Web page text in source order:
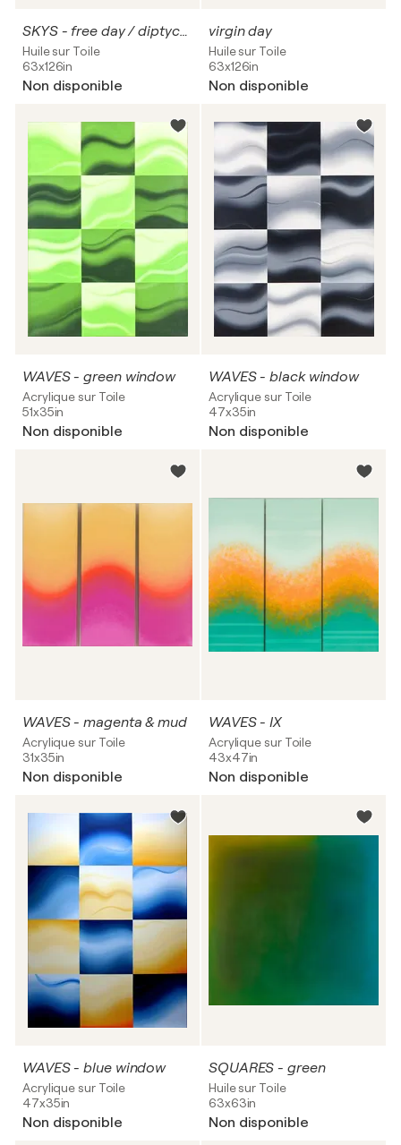
SKYS - free day / diptychon
Huile sur Toile
63x126in
Non disponible
virgin day
Huile sur Toile
63x126in
Non disponible
WAVES - green window
Acrylique sur Toile
51x35in
Non disponible
WAVES - black window
Acrylique sur Toile
47x35in
Non disponible
WAVES - magenta & mud
Acrylique sur Toile
31x35in
Non disponible
WAVES - IX
Acrylique sur Toile
43x47in
Non disponible
WAVES - blue window
Acrylique sur Toile
47x35in
Non disponible
SQUARES - green
Huile sur Toile
63x63in
Non disponible